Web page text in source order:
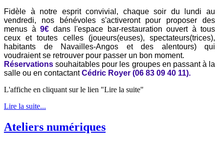
Fidèle à notre esprit convivial, chaque soir du lundi au
vendredi, nos bénévoles s'activeront pour proposer des
menus à 9€ dans l'espace bar-restauration ouvert à tous
ceux et toutes celles (joueurs(euses), spectateurs(trices),
habitants de Navailles-Angos et des alentours) qui
voudraient se retrouver pour passer un bon moment.
Réservationssouhaitables pour les groupes en passant à la
salle ou en contactantCédric Royer (06 83 09 40 11).
L'affiche en cliquant sur le lien "Lire la suite"
Lire la suite...
Ateliers numériques